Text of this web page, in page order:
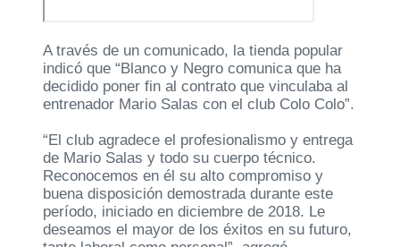
A través de un comunicado, la tienda popular
indicó que “Blanco y Negro comunica que ha
decidido poner fin al contrato que vinculaba al
entrenador Mario Salas con el club Colo Colo”.
“El club agradece el profesionalismo y entrega
de Mario Salas y todo su cuerpo técnico.
Reconocemos en él su alto compromiso y
buena disposición demostrada durante este
período, iniciado en diciembre de 2018. Le
deseamos el mayor de los éxitos en su futuro,